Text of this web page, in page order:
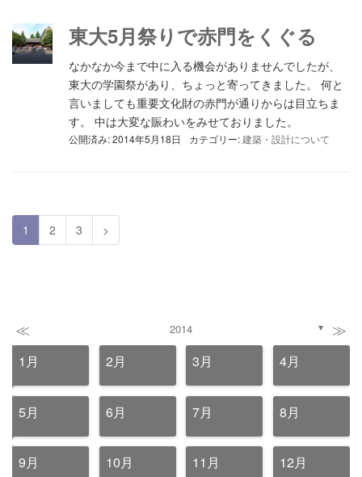
東大5月祭りで赤門をくぐる
なかなか今まで中に入る機会がありませんでしたが、
東大の学園祭があり、ちょっと寄ってきました。 何と
言いましても重要文化財の赤門が通りからは目立ちま
す。 中は大変な賑わいをみせておりました。
公開済み: 2014年5月18日 カテゴリー:建築・設計について
1 2 3 >
≪ 2014 ▼ ≫
1月 2月 3月 4月
5月 6月 7月 8月
9月 10月 11月 12月